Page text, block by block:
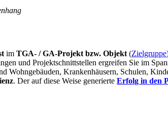
im TGA- / GA-Projekt bzw. Objekt (Zielgruppe
und Projektschnittstellen ergreifen Sie im
Krankenhäusern, Schulen,
. Der auf diese Weise generierte Erfolg in den